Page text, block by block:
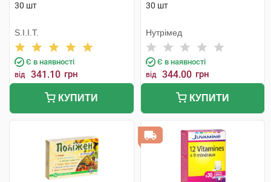
30 шт
S.I.I.T.
Є в наявності
від 341.10 грн
КУПИТИ
30 шт
Нутрімед
Є в наявності
від 344.00 грн
КУПИТИ